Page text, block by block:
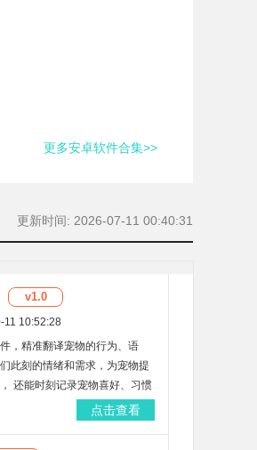
更多安卓软件合集>>
更新时间: 2026-07-11 00:40:31
v1.0
11 10:52:28
，精准翻译宠物的行为、语
此刻的情绪和需求，为宠物提
还能时刻记录宠物喜好、习惯
的健康状况、心理，帮助你们
点击查看